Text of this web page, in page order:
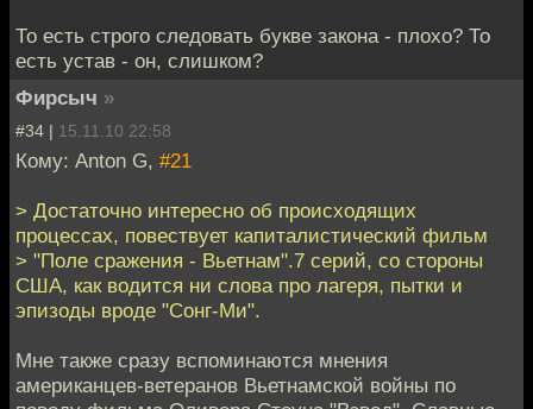
То есть строго следовать букве закона - плохо? То
есть устав - он, слишком?
Фирсыч »
#34 | 15.11.10 22:58
Кому: Anton G, #21
> Достаточно интересно об происходящих
процессах, повествует капиталистический фильм
> "Поле сражения - Вьетнам".7 серий, со стороны
США, как водится ни слова про лагеря, пытки и
эпизоды вроде "Сонг-Ми".
Мне также сразу вспоминаются мнения
американцев-ветеранов Вьетнамской войны по